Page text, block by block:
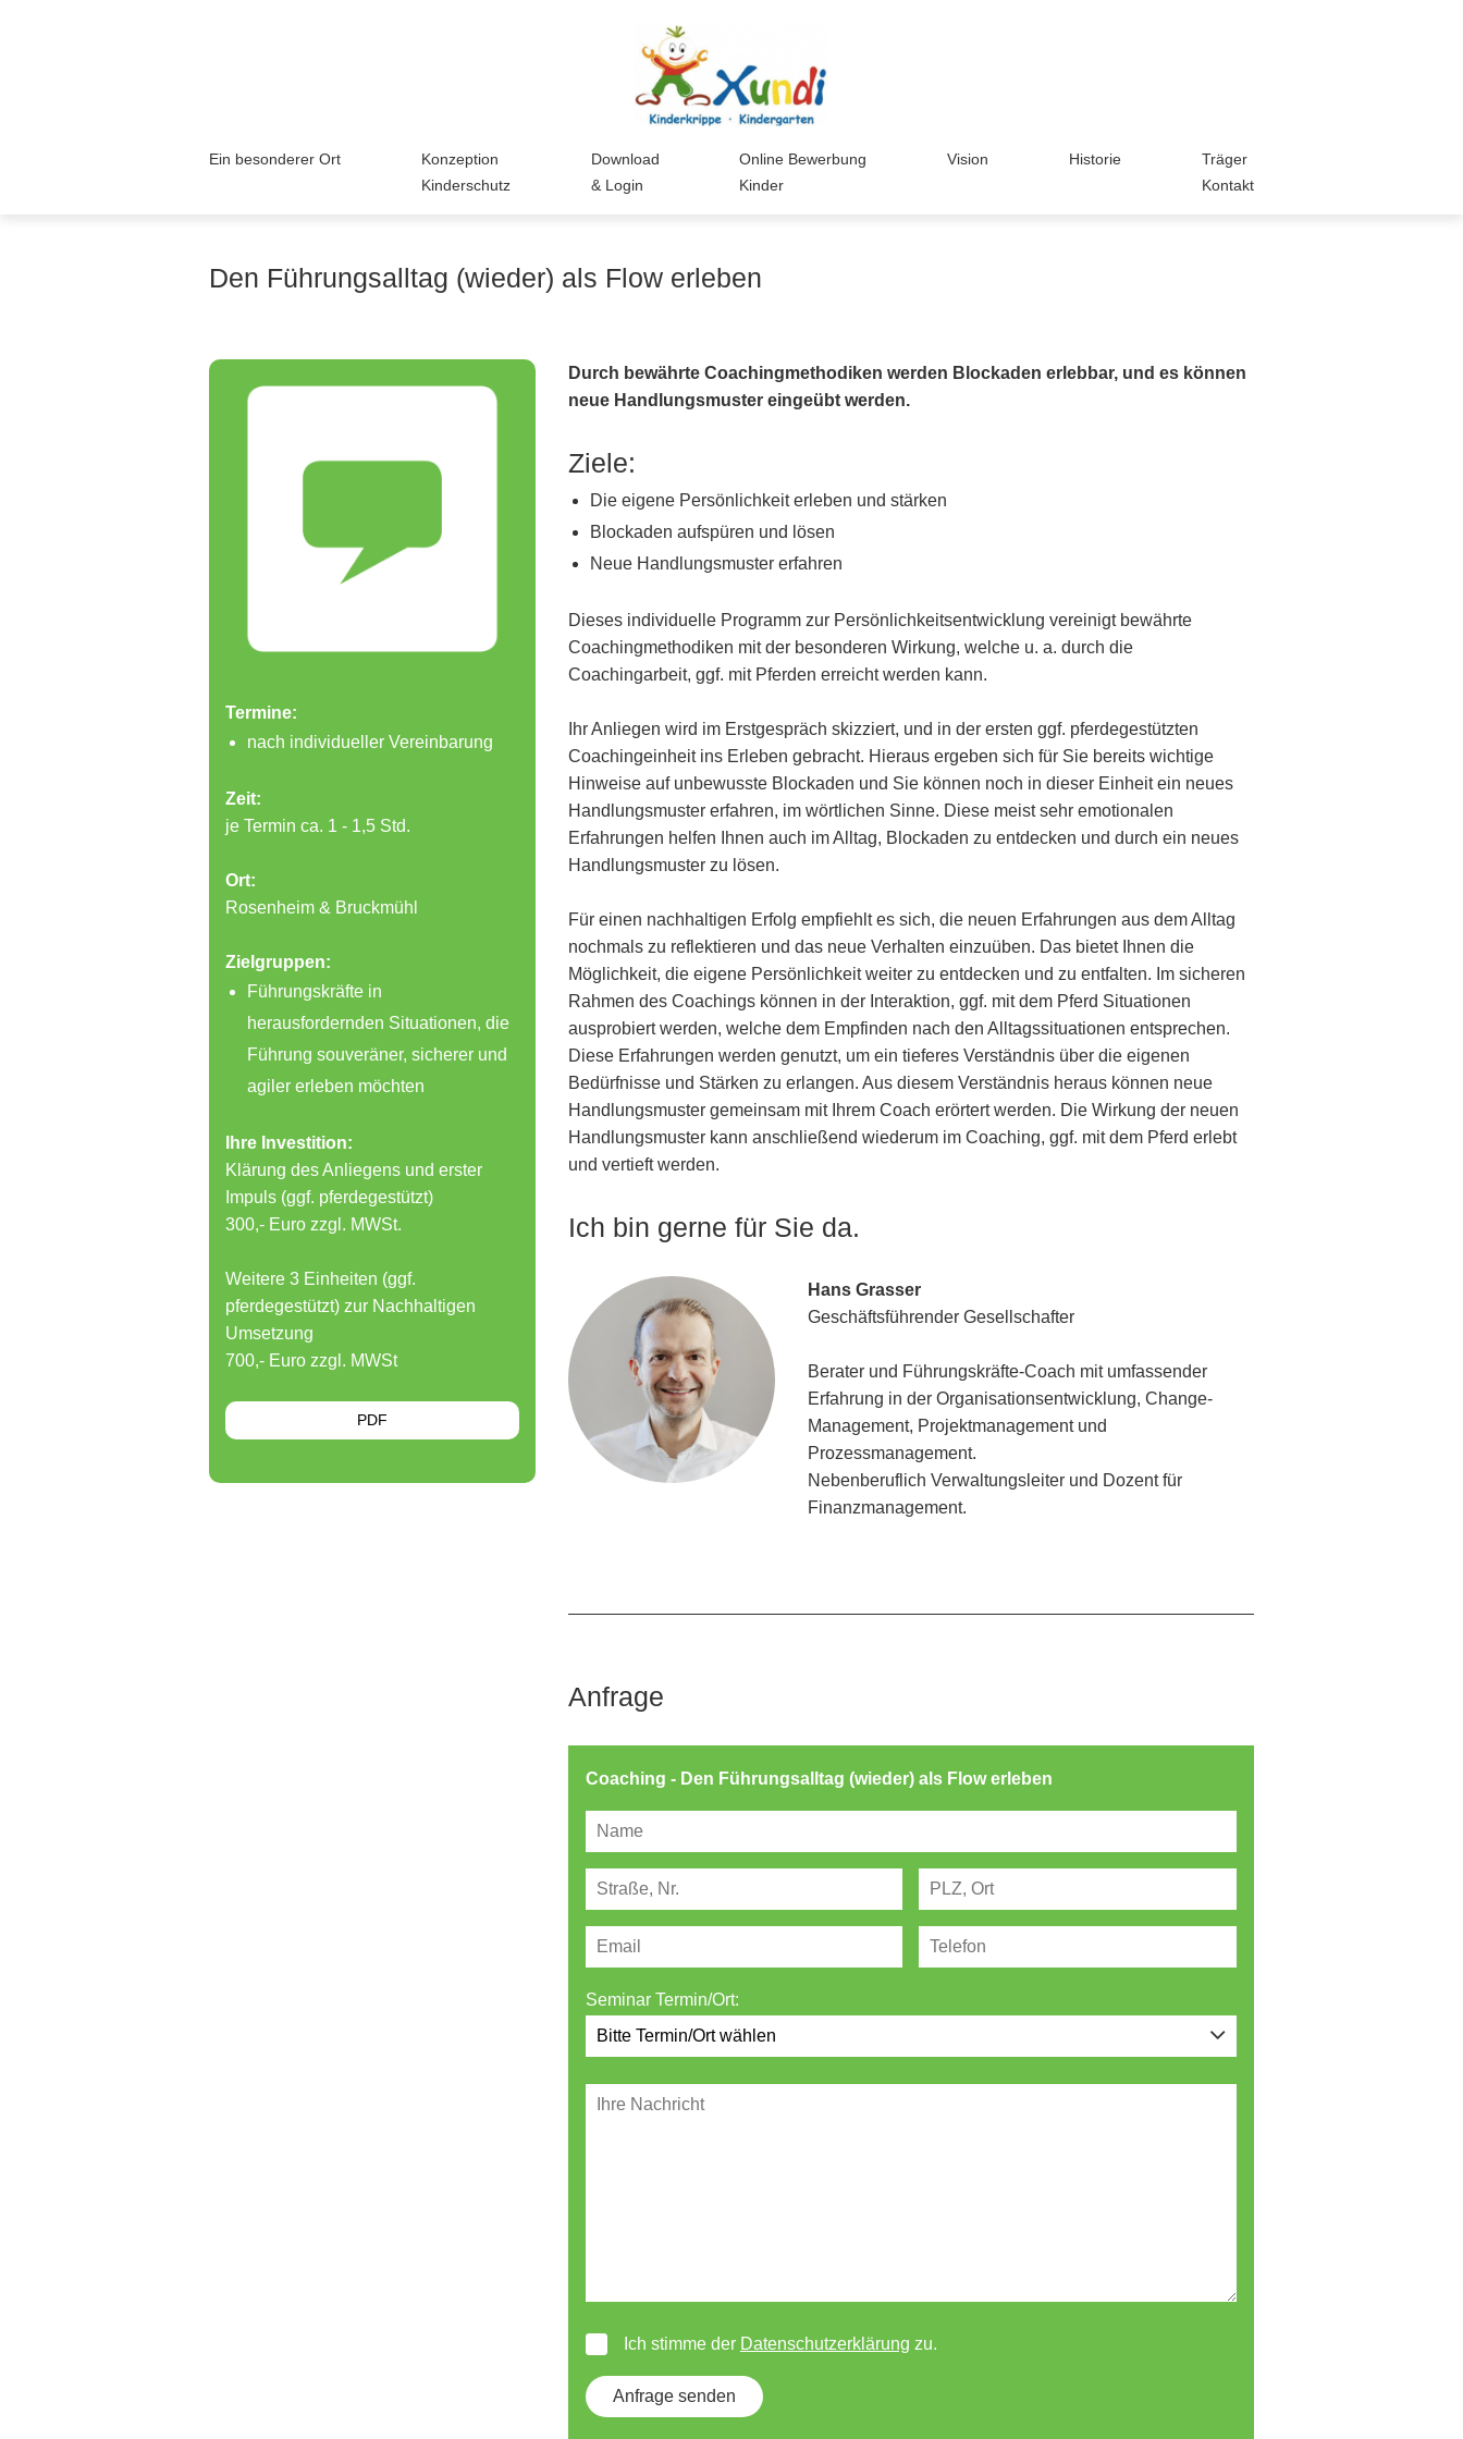
Ein besonderer Ort
Konzeption
Kinderschutz
Download
& Login
Online Bewerbung
Kinder
Vision Historie
Träger
Kontakt
Den Führungsalltag (wieder) als Flow erleben
Termine:
nach individueller Vereinbarung
Zeit:
je Termin ca. 1 - 1,5 Std.
Ort:
Rosenheim & Bruckmühl
Zielgruppen:
Führungskräfte in
herausfordernden Situationen, die
Führung souveräner, sicherer und
agiler erleben möchten
Ihre Investition:
Klärung des Anliegens und erster
Impuls (ggf. pferdegestützt)
300,- Euro zzgl. MWSt.
Weitere 3 Einheiten (ggf.
pferdegestützt) zur Nachhaltigen
Umsetzung
700,- Euro zzgl. MWSt
PDF
Durch bewährte Coachingmethodiken werden Blockaden erlebbar, und es können
neue Handlungsmuster eingeübt werden.
Ziele:
Die eigene Persönlichkeit erleben und stärken
Blockaden aufspüren und lösen
Neue Handlungsmuster erfahren
Dieses individuelle Programm zur Persönlichkeitsentwicklung vereinigt bewährte
Coachingmethodiken mit der besonderen Wirkung, welche u. a. durch die
Coachingarbeit, ggf. mit Pferden erreicht werden kann.
Ihr Anliegen wird im Erstgespräch skizziert, und in der ersten ggf. pferdegestützten
Coachingeinheit ins Erleben gebracht. Hieraus ergeben sich für Sie bereits wichtige
Hinweise auf unbewusste Blockaden und Sie können noch in dieser Einheit ein neues
Handlungsmuster erfahren, im wörtlichen Sinne. Diese meist sehr emotionalen
Erfahrungen helfen Ihnen auch im Alltag, Blockaden zu entdecken und durch ein neues
Handlungsmuster zu lösen.
Für einen nachhaltigen Erfolg empfiehlt es sich, die neuen Erfahrungen aus dem Alltag
nochmals zu reflektieren und das neue Verhalten einzuüben. Das bietet Ihnen die
Möglichkeit, die eigene Persönlichkeit weiter zu entdecken und zu entfalten. Im sicheren
Rahmen des Coachings können in der Interaktion, ggf. mit dem Pferd Situationen
ausprobiert werden, welche dem Empfinden nach den Alltagssituationen entsprechen.
Diese Erfahrungen werden genutzt, um ein tieferes Verständnis über die eigenen
Bedürfnisse und Stärken zu erlangen. Aus diesem Verständnis heraus können neue
Handlungsmuster gemeinsam mit Ihrem Coach erörtert werden. Die Wirkung der neuen
Handlungsmuster kann anschließend wiederum im Coaching, ggf. mit dem Pferd erlebt
und vertieft werden.
Ich bin gerne für Sie da.
Hans Grasser
Geschäftsführender Gesellschafter
Berater und Führungskräfte-Coach mit umfassender
Erfahrung in der Organisationsentwicklung, Change-
Management, Projektmanagement und
Prozessmanagement.
Nebenberuflich Verwaltungsleiter und Dozent für
Finanzmanagement.
Anfrage
Coaching - Den Führungsalltag (wieder) als Flow erleben
Seminar Termin/Ort:
Ich stimme der Datenschutzerklärung zu.